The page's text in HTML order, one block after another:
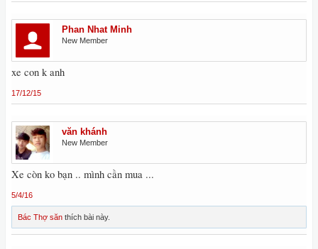
Phan Nhat Minh
New Member
xe con k anh
17/12/15
văn khánh
New Member
Xe còn ko bạn .. mình cần mua ...
5/4/16
Bác Thợ săn thích bài này.